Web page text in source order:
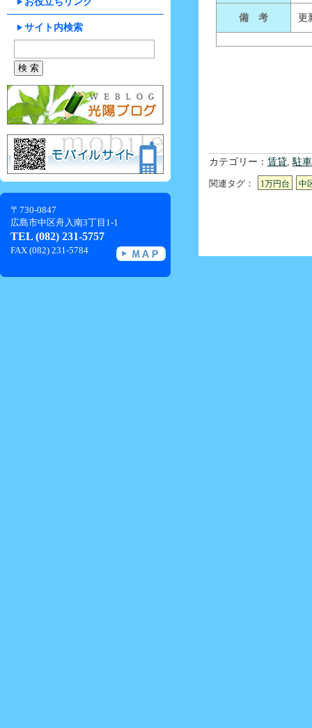
サイト内検索
〒730-0847
広島市中区舟入南3丁目1-1
TEL (082) 231-5757
FAX (082) 231-5784
備 考 更
カテゴリー： 賃貸,駐
関連タグ： 1万円台 中